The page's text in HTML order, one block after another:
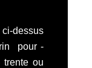
ci-dessus
pour -
ou